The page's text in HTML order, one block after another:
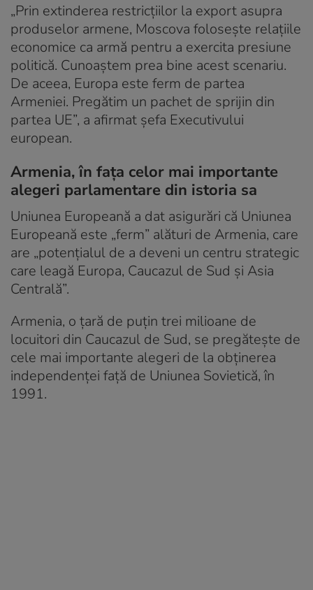
„Prin extinderea restricţiilor la export asupra
produselor armene, Moscova foloseşte relaţiile
economice ca armă pentru a exercita presiune
politică. Cunoaştem prea bine acest scenariu.
De aceea, Europa este ferm de partea
Armeniei. Pregătim un pachet de sprijin din
partea UE”, a afirmat șefa Executivului
european.
Armenia, în fața celor mai importante
alegeri parlamentare din istoria sa
Uniunea Europeană a dat asigurări că Uniunea
Europeană este „ferm” alături de Armenia, care
are „potențialul de a deveni un centru strategic
care leagă Europa, Caucazul de Sud și Asia
Centrală”.
Armenia, o țară de puțin trei milioane de
locuitori din Caucazul de Sud, se pregătește de
cele mai importante alegeri de la obținerea
independenței față de Uniunea Sovietică, în
1991.